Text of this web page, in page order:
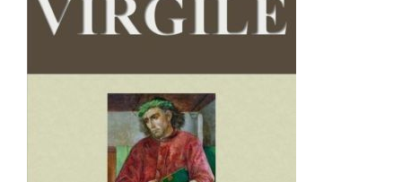
AJOUTER AU PANIER / DÉTAILS